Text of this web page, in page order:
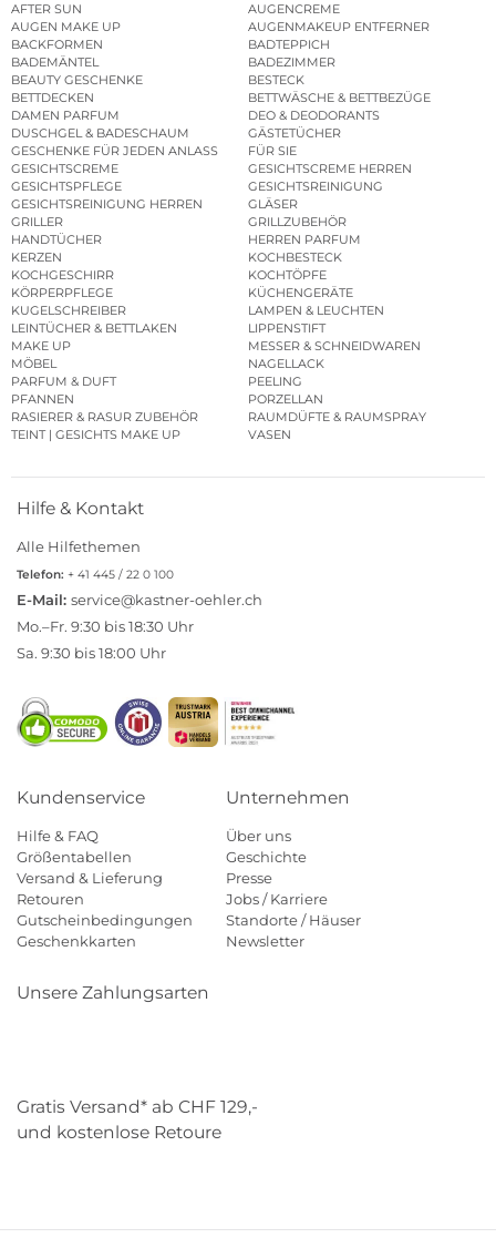
AFTER SUN
AUGENCREME
AUGEN MAKE UP
AUGENMAKEUP ENTFERNER
BACKFORMEN
BADTEPPICH
BADEMÄNTEL
BADEZIMMER
BEAUTY GESCHENKE
BESTECK
BETTDECKEN
BETTWÄSCHE & BETTBEZÜGE
DAMEN PARFUM
DEO & DEODORANTS
DUSCHGEL & BADESCHAUM
GÄSTETÜCHER
GESCHENKE FÜR JEDEN ANLASS
FÜR SIE
GESICHTSCREME
GESICHTSCREME HERREN
GESICHTSPFLEGE
GESICHTSREINIGUNG
GESICHTSREINIGUNG HERREN
GLÄSER
GRILLER
GRILLZUBEHÖR
HANDTÜCHER
HERREN PARFUM
KERZEN
KOCHBESTECK
KOCHGESCHIRR
KOCHTÖPFE
KÖRPERPFLEGE
KÜCHENGERÄTE
KUGELSCHREIBER
LAMPEN & LEUCHTEN
LEINTÜCHER & BETTLAKEN
LIPPENSTIFT
MAKE UP
MESSER & SCHNEIDWAREN
MÖBEL
NAGELLACK
PARFUM & DUFT
PEELING
PFANNEN
PORZELLAN
RASIERER & RASUR ZUBEHÖR
RAUMDÜFTE & RAUMSPRAY
TEINT | GESICHTS MAKE UP
VASEN
Hilfe & Kontakt
Alle Hilfethemen
Telefon: + 41 445 / 22 0 100
E-Mail: service@kastner-oehler.ch
Mo.–Fr. 9:30 bis 18:30 Uhr
Sa. 9:30 bis 18:00 Uhr
Kundenservice
Hilfe & FAQ
Größentabellen
Versand & Lieferung
Retouren
Gutscheinbedingungen
Geschenkkarten
Unternehmen
Über uns
Geschichte
Presse
Jobs / Karriere
Standorte / Häuser
Newsletter
Unsere Zahlungsarten
Gratis Versand* ab CHF 129,-
und kostenlose Retoure